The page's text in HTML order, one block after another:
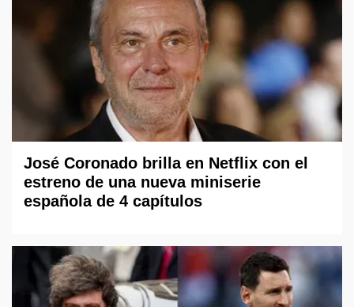
José Coronado brilla en Netflix con el
estreno de una nueva miniserie
española de 4 capítulos